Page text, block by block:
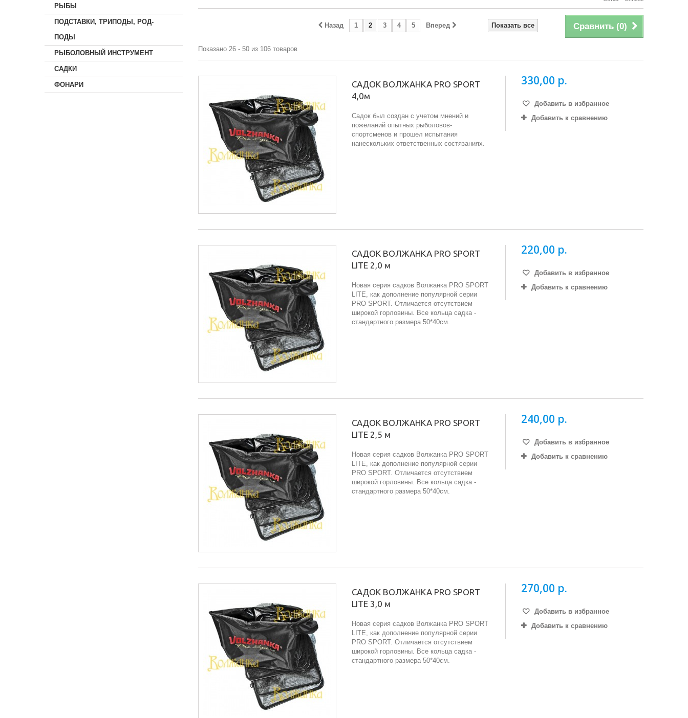
РЫБЫ
ПОДСТАВКИ, ТРИПОДЫ, РОД-
ПОДЫ
РЫБОЛОВНЫЙ ИНСТРУМЕНТ
САДКИ
ФОНАРИ
Сравнить (0)
Показать все
Назад 1 2 3 4 5 Вперед
Показано 26 - 50 из 106 товаров
САДОК ВОЛЖАНКА PRO SPORT
4,0м
Садок был создан с учетом мнений и
пожеланий опытных рыболовов-
спортсменов и прошел испытания
нанескольких ответственных состязаниях.
330,00 р.
Добавить в избранное
Добавить к сравнению
САДОК ВОЛЖАНКА PRO SPORT
LITE 2,0 м
Новая серия садков Волжанка PRO SPORT
LITE, как дополнение популярной серии
PRO SPORT. Отличается отсутствием
широкой горловины. Все кольца садка -
стандартного размера 50*40см.
220,00 р.
Добавить в избранное
Добавить к сравнению
САДОК ВОЛЖАНКА PRO SPORT
LITE 2,5 м
Новая серия садков Волжанка PRO SPORT
LITE, как дополнение популярной серии
PRO SPORT. Отличается отсутствием
широкой горловины. Все кольца садка -
стандартного размера 50*40см.
240,00 р.
Добавить в избранное
Добавить к сравнению
САДОК ВОЛЖАНКА PRO SPORT
LITE 3,0 м
Новая серия садков Волжанка PRO SPORT
LITE, как дополнение популярной серии
PRO SPORT. Отличается отсутствием
широкой горловины. Все кольца садка -
стандартного размера 50*40см.
270,00 р.
Добавить в избранное
Добавить к сравнению